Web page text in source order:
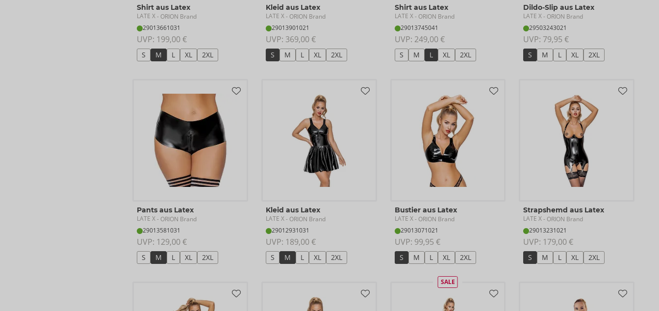
Shirt aus Latex
LATE X- ORION Brand
29013661031
UVP: 199,00 €
S M L XL 2XL
Kleid aus Latex
LATE X- ORION Brand
29013901021
UVP: 369,00 €
S M L XL 2XL
Shirt aus Latex
LATE X- ORION Brand
29013745041
UVP: 249,00 €
S M L XL 2XL
Dildo-Slip aus Latex
LATE X- ORION Brand
29503243021
UVP: 79,95 €
S M L XL 2XL
Pants aus Latex
LATE X- ORION Brand
29013581031
UVP: 129,00 €
S M L XL 2XL
Kleid aus Latex
LATE X- ORION Brand
29012931031
UVP: 189,00 €
S M L XL 2XL
Bustier aus Latex
LATE X- ORION Brand
29013071021
UVP: 99,95 €
S M L XL 2XL
Strapshemd aus Latex
LATE X- ORION Brand
29013231021
UVP: 179,00 €
S M L XL 2XL
SALE